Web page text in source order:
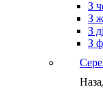
З
З
З
З